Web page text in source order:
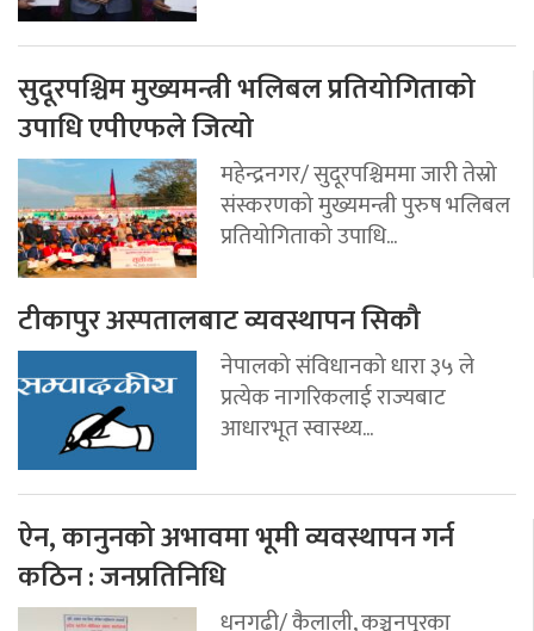
सुदूरपश्चिम मुख्यमन्त्री भलिबल प्रतियोगिताको
उपाधि एपीएफले जित्यो
महेन्द्रनगर/ सुदूरपश्चिममा जारी तेस्रो
संस्करणको मुख्यमन्त्री पुरुष भलिबल
प्रतियोगिताको उपाधि...
टीकापुर अस्पतालबाट व्यवस्थापन सिकौ
नेपालको संविधानको धारा ३५ ले
प्रत्येक नागरिकलाई राज्यबाट
आधारभूत स्वास्थ्य...
ऐन, कानुनको अभावमा भूमी व्यवस्थापन गर्न
कठिन : जनप्रतिनिधि
धनगढी/ कैलाली, कञ्चनपुरका